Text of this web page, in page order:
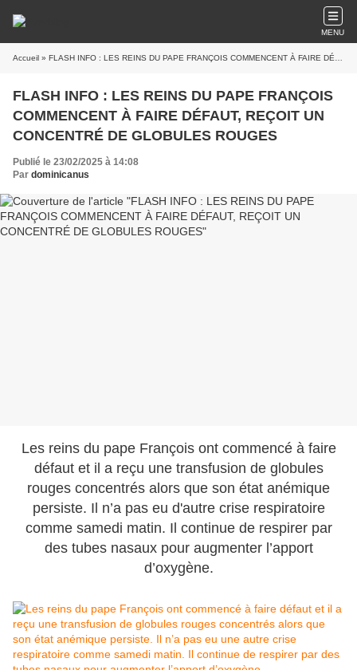
MENU
Accueil » FLASH INFO : LES REINS DU PAPE FRANÇOIS COMMENCENT À FAIRE DÉFAUT, REÇOIT UN CONCENTRÉ DE GLOBULES ROUGES
FLASH INFO : LES REINS DU PAPE FRANÇOIS
COMMENCENT À FAIRE DÉFAUT, REÇOIT UN
CONCENTRÉ DE GLOBULES ROUGES
Publié le 23/02/2025 à 14:08
Par dominicanus
Les reins du pape François ont commencé à faire
défaut et il a reçu une transfusion de globules
rouges concentrés alors que son état anémique
persiste. Il n’a pas eu d'autre crise respiratoire
comme samedi matin. Il continue de respirer par
des tubes nasaux pour augmenter l’apport
d’oxygène.